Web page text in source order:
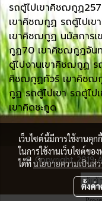
รถตู้ไปเขาคิชฌกูฏ
เขาคิชฌกูฏ รถตู้ไปเข
เขาคิชฌกูฏ นมัสการ
กูฏ70 เขาคิชฌกูฏจัน
ตู้ไปงานเขาคิชฌกูฏ ร
คิชฌกูฏทัวร์ เขาคิชฌ
กูฏ รถตู้ไปเขา รถตู้ไ
เขาคิดชะกูด
© Copyright 2019
ผู้เ
เว็บไซต์นี้มีการใช้งานคุ
ในการใช้งานเว็บไซต์ขอ
ได้ที่นโยบายความเป็นส่
ตั้งค่